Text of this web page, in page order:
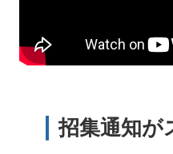
招集通知が